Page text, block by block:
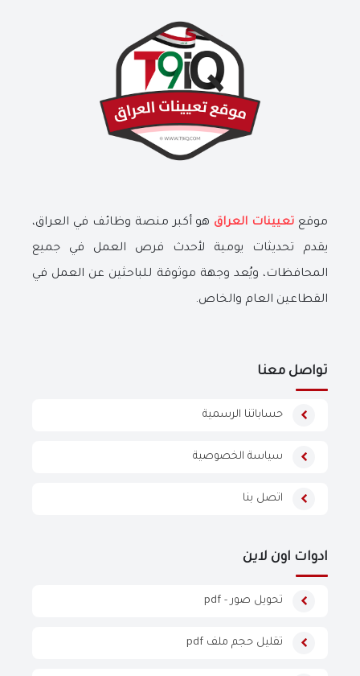
موقع تعيينات العراق هو أكبر منصة وظائف في العراق،
يقدم تحديثات يومية لأحدث فرص العمل في جميع
المحافظات، ويُعد وجهة موثوقة للباحثين عن العمل في
القطاعين العام والخاص.
تواصل معنا
حساباتنا الرسمية
سياسة الخصوصية
اتصل بنا
ادوات اون لاين
تحويل صور - pdf
تقليل حجم ملف pdf